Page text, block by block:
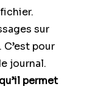
sur
pour
journal.
permet